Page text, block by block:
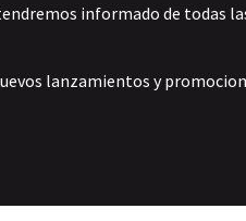
informado de todas
lanzamientos y